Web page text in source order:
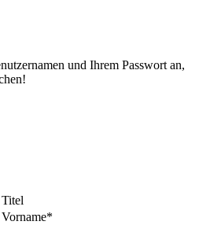
und Ihrem Passwort an,
Titel
Vorname*